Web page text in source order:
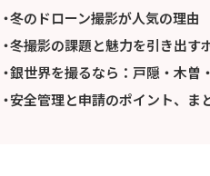
冬のドローン撮影が人気の理由
冬撮影の課題と魅力を引き出す
銀世界を撮るなら：戸隠・木曽
安全管理と申請のポイント、ま